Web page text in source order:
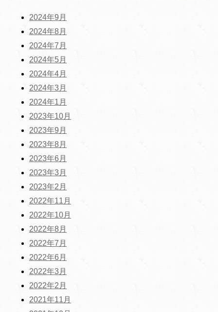
2024年9月
2024年8月
2024年7月
2024年5月
2024年4月
2024年3月
2024年1月
2023年10月
2023年9月
2023年8月
2023年6月
2023年3月
2023年2月
2022年11月
2022年10月
2022年8月
2022年7月
2022年6月
2022年3月
2022年2月
2021年11月